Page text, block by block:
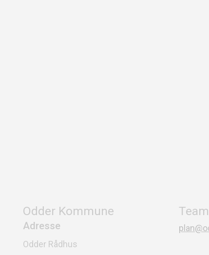
Odder Kommune
Adresse
Odder Rådhus